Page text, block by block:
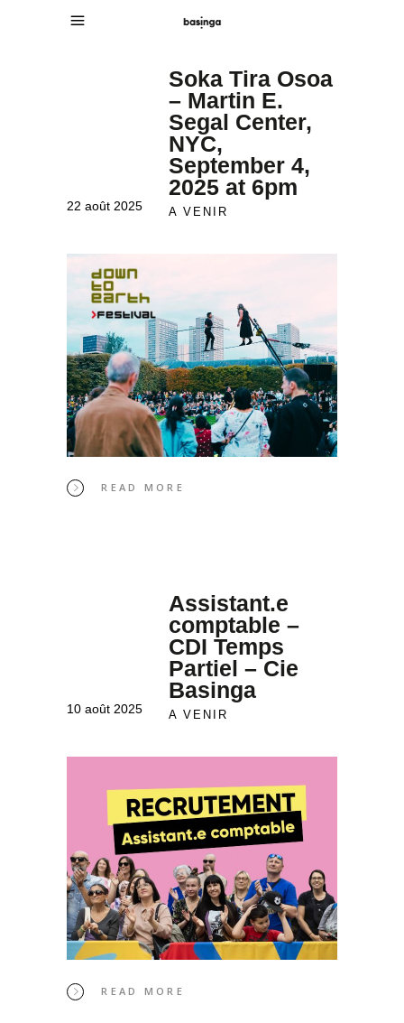
22 août 2025
Soka Tira Osoa
– Martin E.
Segal Center,
NYC,
September 4,
2025 at 6pm
A VENIR
READ MORE
10 août 2025
Assistant.e
comptable –
CDI Temps
Partiel – Cie
Basinga
A VENIR
READ MORE